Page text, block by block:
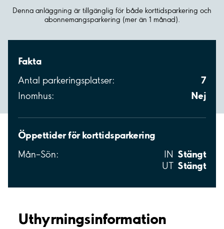
Denna anläggning är tillgänglig för både korttidsparkering och
abonnemangsparkering (mer än 1 månad).
Fakta
Antal parkeringsplatser: 7
Inomhus: Nej
Öppettider för korttidsparkering
Mån–Sön: IN Stängt
UT Stängt
Uthyrnings­information